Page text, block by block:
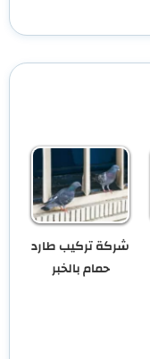
شركة تركيب طارد
حمام بالخبر